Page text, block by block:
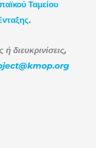
Ταμείου
.
διευκρινίσεις,